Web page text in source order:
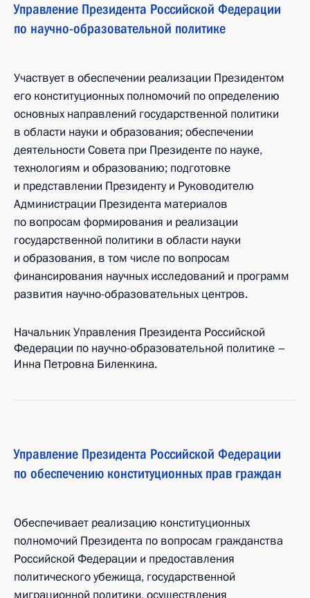
Управление Президента Российской Федерации
по научно-образовательной политике
Участвует в обеспечении реализации Президентом
его конституционных полномочий по определению
основных направлений государственной политики
в области науки и образования; обеспечении
деятельности Совета при Президенте по науке,
технологиям и образованию; подготовке
и представлении Президенту и Руководителю
Администрации Президента материалов
по вопросам формирования и реализации
государственной политики в области науки
и образования, в том числе по вопросам
финансирования научных исследований и программ
развития научно-образовательных центров.
Начальник Управления Президента Российской
Федерации по научно-образовательной политике –
Инна Петровна Биленкина.
Управление Президента Российской Федерации
по обеспечению конституционных прав граждан
Обеспечивает реализацию конституционных
полномочий Президента по вопросам гражданства
Российской Федерации и предоставления
политического убежища, государственной